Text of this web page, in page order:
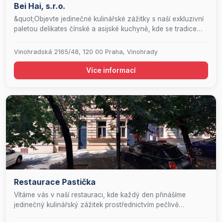
Bei Hai, s.r.o.
&quot;Objevte jedinečné kulinářské zážitky s naší exkluzivní
paletou delikates čínské a asijské kuchyně, kde se tradice
Vinohradská 2165/48, 120 00 Praha, Vinohrady
Více informací
Restaurace Pastička
Vítáme vás v naší restauraci, kde každý den přinášíme
jedinečný kulinářský zážitek prostřednictvím pečlivě